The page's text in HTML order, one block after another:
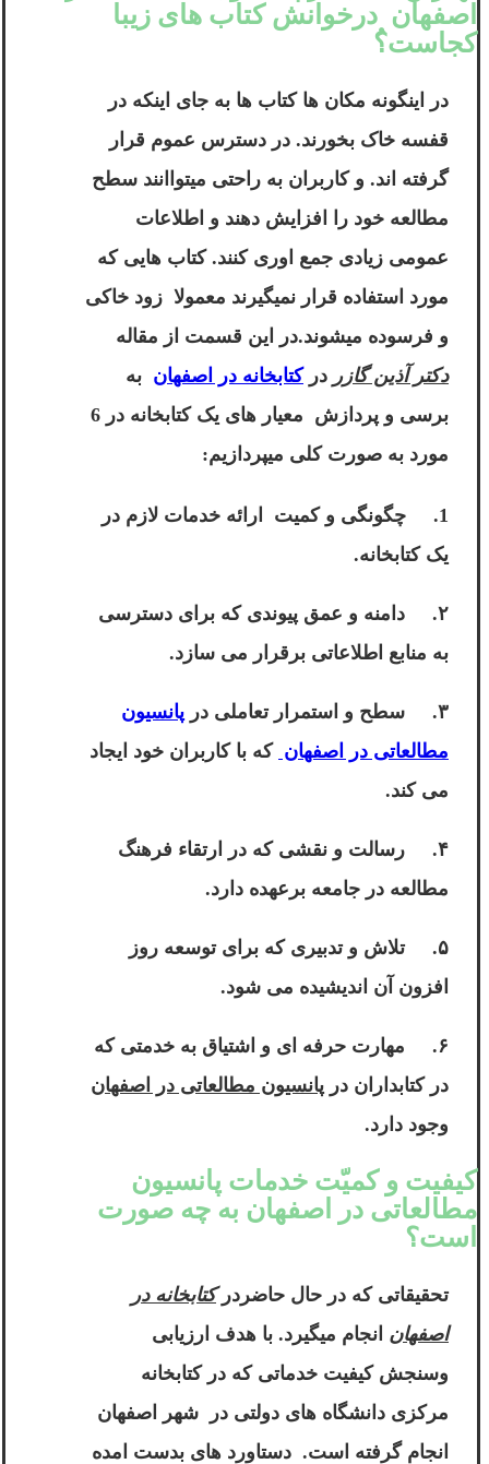
اصفهان درخوانش کتاب های زیبا
کجاست؟ُ
در اینگونه مکان ها کتاب ها به جای اینکه در
قفسه خاک بخورند. در دسترس عموم قرار
گرفته اند. و کاربران به راحتی میتواانند سطح
مطالعه خود را افزایش دهند و اطلاعات
عمومی زیادی جمع اوری کنند. کتاب هایی که
مورد استفاده قرار نمیگیرند معمولا زود خاکی
و فرسوده میشوند.در این قسمت از مقاله
دکتر آذین گازر درکتابخانه در اصفهان به
برسی و پردازش معیار های یک کتابخانه در 6
مورد به صورت کلی میپردازیم:
1. چگونگی و کمیت ارائه خدمات لازم در
یک کتابخانه.
۲. دامنه و عمق پیوندی که برای دسترسی
به منابع اطلاعاتی برقرار می سازد.
۳. سطح و استمرار تعاملی در
پانسیون
مطالعاتی در اصفهان که با کاربران خود ایجاد
می کند.
۴. رسالت و نقشی که در ارتقاء فرهنگ
مطالعه در جامعه برعهده دارد.
۵. تلاش و تدبیری که برای توسعه روز
افزون آن اندیشیده می شود.
۶. مهارت حرفه ای و اشتیاق به خدمتی که
در کتابداران در پانسیون مطالعاتی در اصفهان
وجود دارد.
کیفیت و کمیّت خدمات پانسیون
مطالعاتی در اصفهان به چه صورت
است؟
تحقیقاتی که در حال حاضردرکتابخانه در
اصفهان انجام میگیرد. با هدف ارزیابی
وسنجش کیفیت خدماتی که در کتابخانه
مرکزی دانشگاه های دولتی در شهر اصفهان
انجام گرفته است. دستاورد های بدست امده